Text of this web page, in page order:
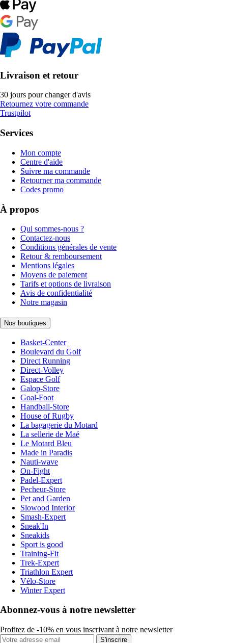
Livraison et retour
30 jours pour changer d'avis
Retournez votre commande
Trustpilot
Services
Mon compte
Centre d'aide
Suivre ma commande
Retourner ma commande
Codes promo
À propos
Qui sommes-nous ?
Contactez-nous
Conditions générales de vente
Retour & remboursement
Mentions légales
Moyens de paiement
Tarifs et options de livraison
Avis de confidentialité
Notre magasin
Nos boutiques
Basket-Center
Boulevard du Golf
Direct Running
Direct-Volley
Espace Golf
Galop-Store
Goal-Foot
Handball-Store
House of Rugby
La bagagerie du Motard
La sellerie de Maé
Le Motard Bleu
Made in Paradis
Nauti-wave
On-Fight
Padel-Expert
Pecheur-Store
Pet and Garden
Slowood Interior
Smash-Expert
Sneak'In
Sneakids
Sport is good
Training-Fit
Trek-Expert
Triathlon Expert
Vélo-Store
Winter Expert
Abonnez-vous à notre newsletter
Profitez de -10% en vous inscrivant à notre newsletter
S'inscrire